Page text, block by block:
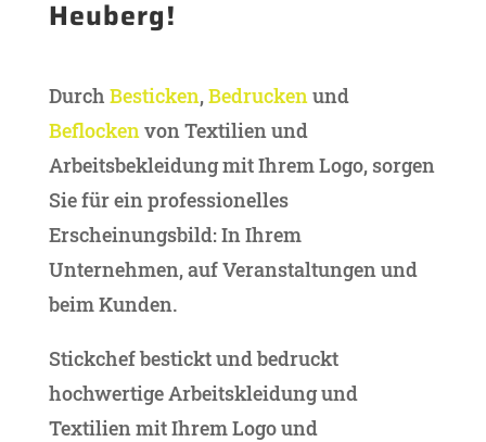
Heuberg!
Durch Besticken,Bedrucken und
Beflocken von Textilien und
Arbeitsbekleidung mit Ihrem Logo, sorgen
Sie für ein professionelles
Erscheinungsbild: In Ihrem
Unternehmen, auf Veranstaltungen und
beim Kunden.
Stickchef bestickt und bedruckt
hochwertige Arbeitskleidung und
Textilien mit Ihrem Logo und